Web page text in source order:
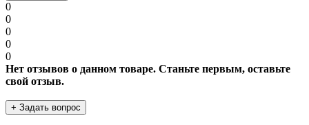
0
0
0
0
0
Нет отзывов о данном товаре. Станьте первым, оставьте
свой отзыв.
+ Задать вопрос